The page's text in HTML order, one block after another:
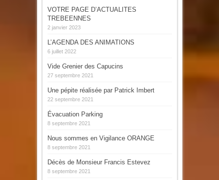
VOTRE PAGE D’ACTUALITES
TREBEENNES
2 janvier 2023
L’AGENDA DES ANIMATIONS
6 juillet 2022
Vide Grenier des Capucins
27 septembre 2021
Une pépite réalisée par Patrick Imbert
22 septembre 2021
Évacuation Parking
8 septembre 2021
Nous sommes en Vigilance ORANGE
8 septembre 2021
Décès de Monsieur Francis Estevez
8 septembre 2021